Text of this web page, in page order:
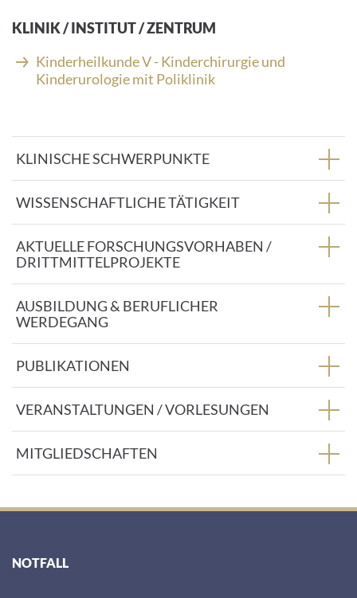
i
l
-
A
d
s
s
e
:
KLINIK / INSTITUT / ZENTRUM
Kinderheilkunde V - Kinderchirurgie und
Kinderurologie mit Poliklinik
KLINISCHE SCHWERPUNKTE
WISSENSCHAFTLICHE TÄTIGKEIT
AKTUELLE FORSCHUNGSVORHABEN /
DRITTMITTELPROJEKTE
AUSBILDUNG & BERUFLICHER
WERDEGANG
PUBLIKATIONEN
VERANSTALTUNGEN / VORLESUNGEN
MITGLIEDSCHAFTEN
NOTFALL